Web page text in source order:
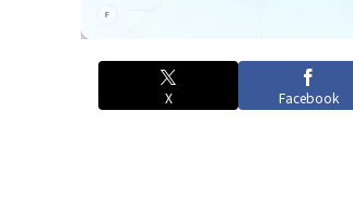
X Facebook